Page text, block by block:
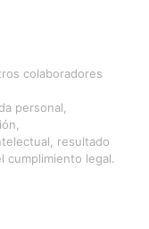
colaboradores
personal,
resultado
cumplimiento legal.